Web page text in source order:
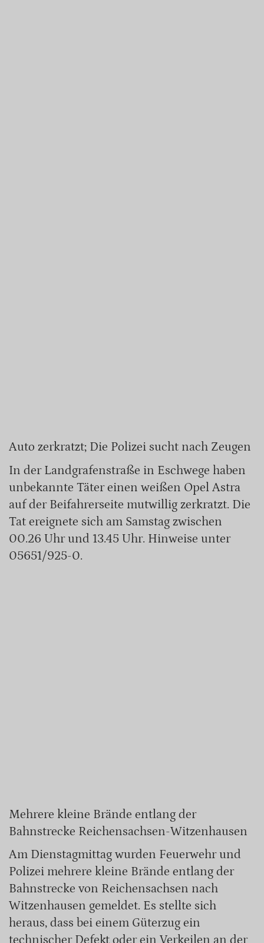
Auto zerkratzt; Die Polizei sucht nach Zeugen
In der Landgrafenstraße in Eschwege haben
unbekannte Täter einen weißen Opel Astra
auf der Beifahrerseite mutwillig zerkratzt. Die
Tat ereignete sich am Samstag zwischen
00.26 Uhr und 13.45 Uhr. Hinweise unter
05651/925-0.
Mehrere kleine Brände entlang der
Bahnstrecke Reichensachsen-Witzenhausen
Am Dienstagmittag wurden Feuerwehr und
Polizei mehrere kleine Brände entlang der
Bahnstrecke von Reichensachsen nach
Witzenhausen gemeldet. Es stellte sich
heraus, dass bei einem Güterzug ein
technischer Defekt oder ein Verkeilen an der